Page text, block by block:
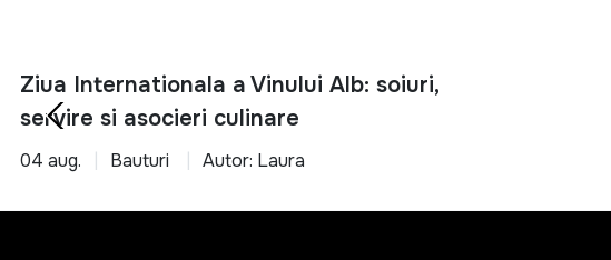
Caol Ila
Captain Morgan
Cardhu
Ziua Internationala a Vinului Alb: soiuri,
servire si asocieri culinare
04 aug. Bauturi Autor: Laura